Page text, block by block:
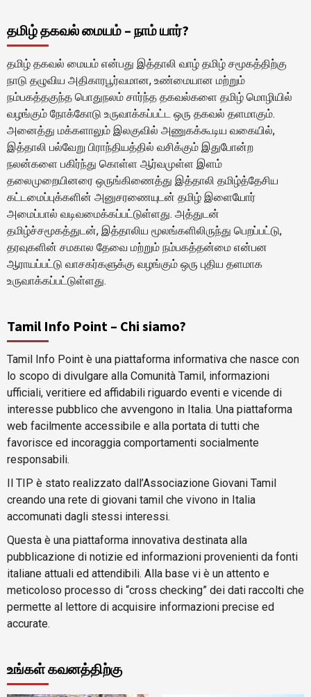
தமிழ் தகவல் மையம் – நாம் யார்?
தமிழ் தகவல் மையம் என்பது இத்தாலி வாழ் தமிழ் சமூகத்திற்கு
நாடு தழுவிய அதிகாரபூர்வமான, உண்மையான மற்றும்
நம்பகத்தகுந்த பொதுநலம் சார்ந்த தகவல்களை தமிழ் மொழியில்
வழங்கும் நோக்கோடு உருவாக்கப்பட்ட ஒரு தகவல் தளமாகும்.
அனைத்து மக்களாலும் இலகுவில் அணுகக்கூடிய வகையில்,
இத்தாலி பல்வேறு பிராந்தியத்தில் வசிக்கும் இதுபோன்ற
நலன்களை பகிர்ந்து கொள்ள ஆர்வமுள்ள இளம்
தலைமுறையினரை ஒருங்கிணைத்து இத்தாலி தமிழ்த்தேசிய
கட்டமைப்புக்களின் அனுசரணையுடன் தமிழ் இளையோர்
அமைப்பால் வடிவமைக்கப்பட்டுள்ளது. அத்துடன்
தமிழ்ச்சமூகத்துடன், இத்தாலிய மூலங்களிலிருந்து பெறப்பட்டு,
தரவுகளின் சமகால தேவை மற்றும் நம்பகத்தன்மை என்பன
ஆராயப்பட்டு வாசகர்களுக்கு வழங்கும் ஒரு புதிய தளமாக
உருவாக்கப்பட்டுள்ளது.
Tamil Info Point – Chi siamo?
Tamil Info Point è una piattaforma informativa che nasce con
lo scopo di divulgare alla Comunità Tamil, informazioni
ufficiali, veritiere ed affidabili riguardo eventi e vicende di
interesse pubblico che avvengono in Italia. Una piattaforma
web facilmente accessibile e alla portata di tutti che
favorisce ed incoraggia comportamenti socialmente
responsabili.
Il TIP è stato realizzato dall’Associazione Giovani Tamil
creando una rete di giovani tamil che vivono in Italia
accomunati dagli stessi interessi.
Questa è una piattaforma innovativa destinata alla
pubblicazione di notizie ed informazioni provenienti da fonti
italiane attuali ed attendibili. Alla base vi è un attento e
meticoloso processo di “cross checking” dei dati raccolti che
permette al lettore di acquisire informazioni precise ed
accurate.
உங்கள் கவனத்திற்கு